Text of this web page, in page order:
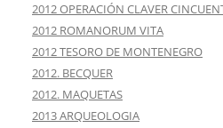
2012 OPERACIÓN CLAVER
2012 ROMANORUM VITA
2012 TESORO DE MONTENEGRO
2012. BECQUER
2012. MAQUETAS
2013 ARQUEOLOGIA